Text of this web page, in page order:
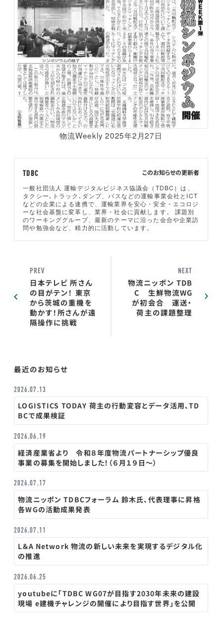
物流Weekly 2025年2月27日
このお知らせの更新者
TDBC
一般社団法人 運輸デジタルビジネス協議会（TDBC）は、
タクシー､トラック､ダンプ、バスなどの運輸事業会社とICT
などの企業による連携で、運輸業界を安心・安全・エコロジ
ーな社会基盤に変革し、業界・社会に貢献します。 課題別
のワーキンググループ、最新のテーマに沿った会合や企業訪
問や勉強会など、精力的に活動しています。
PREV
日本テレビ 所さん
の目がテン！ 東京
から茨城の重機を
動かす！所さんが遠
隔操作に挑戦
NEXT
物流ニッポン TDB
C 生鮮物流WG
が初会合 運送・
荷主の課題整理
最近のお知らせ
2026.07.13
LOGISTICS TODAY 荷主の行動変容とデータ活用、TD
BCで成果検証
2026.06.19
経済産業省より 令和８年度物流パートナーシップ優良
事業の募集を開始しました！（６月１９日～）
2026.07.17
物流ニッポン TDBCフォーラム 鈴木氏、代表理事に昇格
各WGの活動成果発表
2026.07.11
L＆A Network 物流の新しい未来を実現するデジタル化
の推進
2026.06.25
youtubeに「TDBC WG07が目指す2030年未来の建設
現場 e建機チャレンジの開催により目指す世界」を公開